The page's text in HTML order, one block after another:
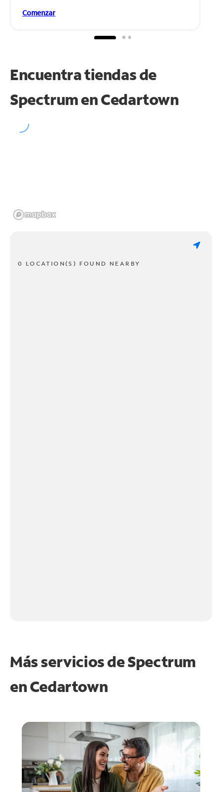
Comenzar
Encuentra tiendas de
Spectrum enCedartown
0 LOCATION(S) FOUND NEARBY
Más servicios de Spectrum
enCedartown